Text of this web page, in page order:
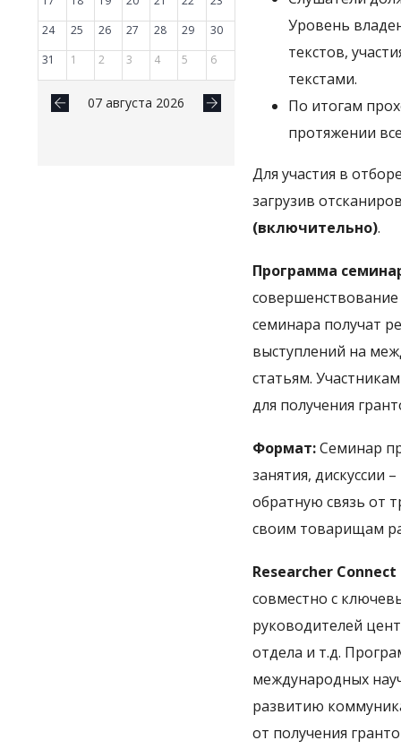
24
25 26 27 28 29
30
31
1 2 3 4 5 6
07 августа 2026
Уровень
текстов,
текстами.
По итогам
протяжении
Для участия в
загрузив
(включительно).
Программа
семинара получат
выступлений на
статьям.
для получения
Формат:Семинар
занятия, дискуссии
обратную связь от
своим товарищам
Researcher Connect
совместно с
руководителей
отдела и т.д.
международных
развитию
от получения